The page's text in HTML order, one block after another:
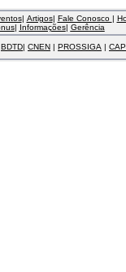
| Artigos| Fale Conosco |
| Informações| Gerência
BDTD| CNEN | PROSSIGA |